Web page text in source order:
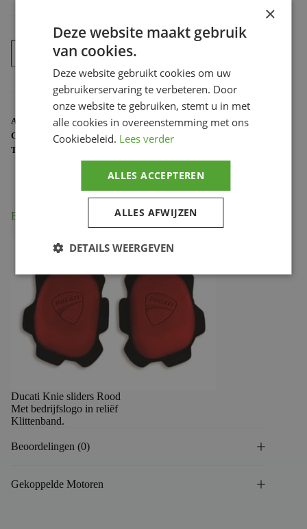
DUCATI
SLIDERS
ARTIKELNUMMER:981033275
CATEGORIE:DUCATI MERCHANDISE
TAG:
Beschrijving
Ducati Knie sliders Rood
Met bedrijfslogo in reliëf
Klittenband.
Beoordelingen (0)
Gekoppelde Motoren
×
Deze website maakt gebruik
van cookies.
Deze website gebruikt cookies om uw
gebruikerservaring te verbeteren. Door
onze website te gebruiken, stemt u in met
alle cookies in overeenstemming met ons
Cookiebeleid. Lees verder
ALLES ACCEPTEREN
ALLES AFWIJZEN
DETAILS WEERGEVEN